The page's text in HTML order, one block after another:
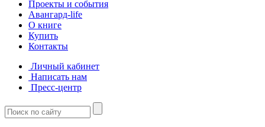
Проекты и события
Авангард-life
О книге
Купить
Контакты
Личный кабинет
Написать нам
Пресс-центр